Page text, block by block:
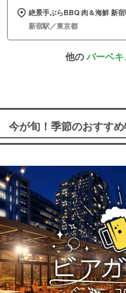
絶景手ぶらBBQ 肉＆海鮮 新
新宿駅／東京都
他のバーベ
今が旬！季節のおすす